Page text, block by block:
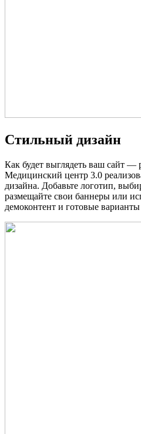
Стильный дизайн
Как будет выглядеть ваш сайт —
Медицинский центр 3.0
дизайна. Добавьте логотип,
размещайте свои баннеры или
демоконтент и готовые варианты